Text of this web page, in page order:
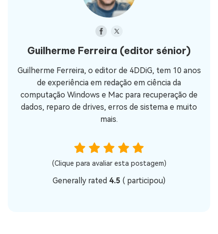
Guilherme Ferreira (editor sénior)
Guilherme Ferreira, o editor de 4DDiG, tem 10 anos
de experiência em redação em ciência da
computação Windows e Mac para recuperação de
dados, reparo de drives, erros de sistema e muito
mais.
(Clique para avaliar esta postagem)
Generally rated 4.5 ( participou)